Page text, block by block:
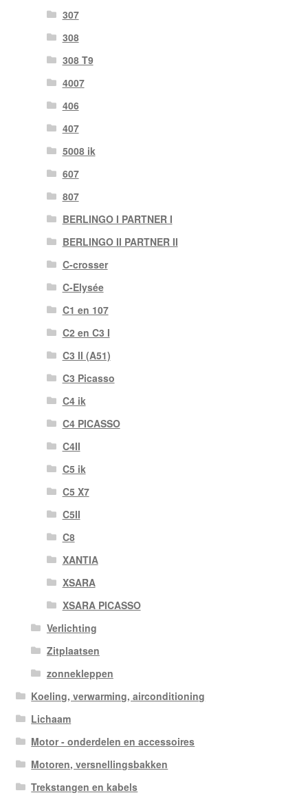
307
308
308 T9
4007
406
407
5008 ik
607
807
BERLINGO I PARTNER I
BERLINGO II PARTNER II
C-crosser
C-Elysée
C1 en 107
C2 en C3 I
C3 II (A51)
C3 Picasso
C4 ik
C4 PICASSO
C4II
C5 ik
C5 X7
C5II
C8
XANTIA
XSARA
XSARA PICASSO
Verlichting
Zitplaatsen
zonnekleppen
Koeling, verwarming, airconditioning
Lichaam
Motor - onderdelen en accessoires
Motoren, versnellingsbakken
Trekstangen en kabels